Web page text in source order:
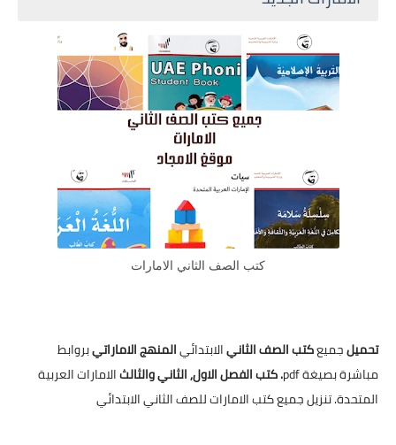
كتب الصف الثاني الامارات
تحميلجميعكتب الصف الثانيالابتدائيالمنهج الاماراتيبروابط
مباشرة بصيغة pdf
. كتب الفصل الاول, الثاني والثالثالامارات العربية
المتحدة. تنزيل جميع كتب الامارات للصف الثاني الابتدائي